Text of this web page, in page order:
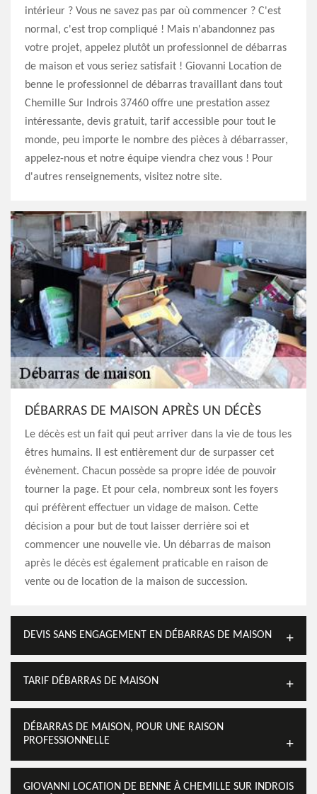
intérieur ? Vous ne savez pas par où commencer ? C'est
normal, c'est trop compliqué ! Mais n'abandonnez pas
votre projet, appelez plutôt un professionnel de débarras
de maison et vous seriez satisfait ! Giovanni Location de
benne le professionnel de débarras travaillant dans tout
Chemille Sur Indrois 37460 offre une prestation assez
intéressante, devis gratuit, tarif accessible pour tout le
monde, peu importe le nombre des pièces à débarrasser,
appelez-nous et notre équipe viendra chez vous ! Pour
d'autres renseignements, visitez notre site.
DÉBARRAS DE MAISON APRÈS UN DÉCÈS
Le décès est un fait qui peut arriver dans la vie de tous les
êtres humains. Il est entièrement dur de surpasser cet
évènement. Chacun possède sa propre idée de pouvoir
tourner la page. Et pour cela, nombreux sont les foyers
qui préfèrent effectuer un vidage de maison. Cette
décision a pour but de tout laisser derrière soi et
commencer une nouvelle vie. Un débarras de maison
après le décès est également praticable en raison de
vente ou de location de la maison de succession.
DEVIS SANS ENGAGEMENT EN DÉBARRAS DE MAISON
TARIF DÉBARRAS DE MAISON
DÉBARRAS DE MAISON, POUR UNE RAISON
PROFESSIONNELLE
GIOVANNI LOCATION DE BENNE À CHEMILLE SUR INDROIS